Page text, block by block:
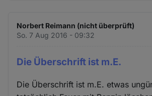
Norbert Reimann (nicht überprüft)
So. 7 Aug 2016 - 09:32
Die Überschrift ist m.E.
Die Überschrift ist m.E. etwas